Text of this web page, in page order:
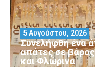
Συνελήφθη ένα
απάτες σε
και Φλώρινα
5 Αυγούστου, 2026